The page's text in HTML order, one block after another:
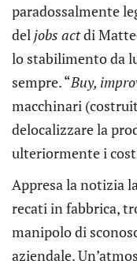
paradossalmente
del jobs actdi
lo stabilimento da
sempre. “Buy,
macchinari
delocalizzare la
ulteriormente i
Appresa la notizia
recati in fabbrica,
manipolo di
aziendale.